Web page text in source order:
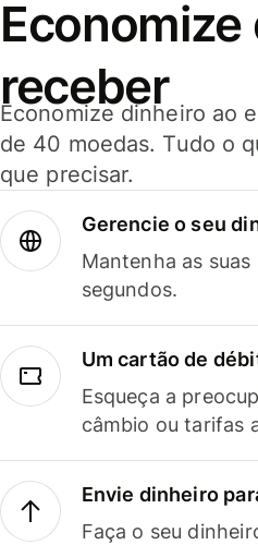
Economize
receber
Economize dinheiro ao
de 40 moedas. Tudo o
que precisar.
Gerencie o seu
Mantenha as
segundos.
Um cartão de
Esqueça a
câmbio ou tarifas
Envie dinheiro
Faça o seu